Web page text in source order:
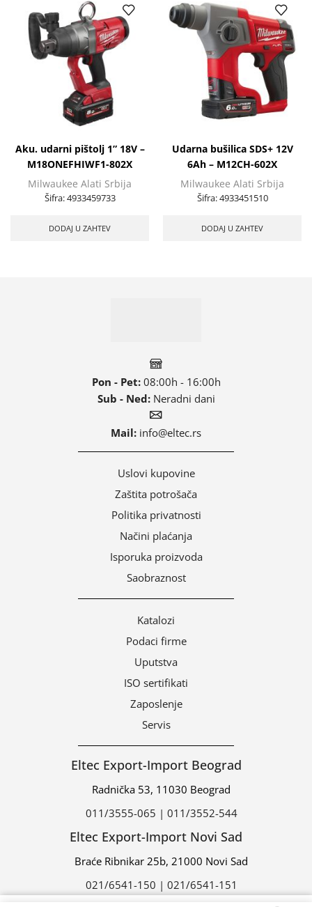
Aku. udarni pištolj 1” 18V –
M18ONEFHIWF1-802X
Milwaukee Alati Srbija
Šifra:4933459733
DODAJ U ZAHTEV
Udarna bušilica SDS+ 12V
6Ah – M12CH-602X
Milwaukee Alati Srbija
Šifra:4933451510
DODAJ U ZAHTEV
Pon - Pet:08:00h - 16:00h
Sub - Ned:Neradni dani
Mail: info@eltec.rs
Uslovi kupovine
Zaštita potrošača
Politika privatnosti
Načini plaćanja
Isporuka proizvoda
Saobraznost
Katalozi
Podaci firme
Uputstva
ISO sertifikati
Zaposlenje
Servis
Eltec Export-Import Beograd
Radnička 53, 11030 Beograd
011/3555-065 | 011/3552-544
Eltec Export-Import Novi Sad
Braće Ribnikar 25b, 21000 Novi Sad
021/6541-150 | 021/6541-151